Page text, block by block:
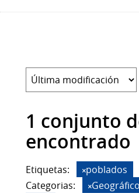
1 conjunto
encontrado
Etiquetas: poblados
Categorias: